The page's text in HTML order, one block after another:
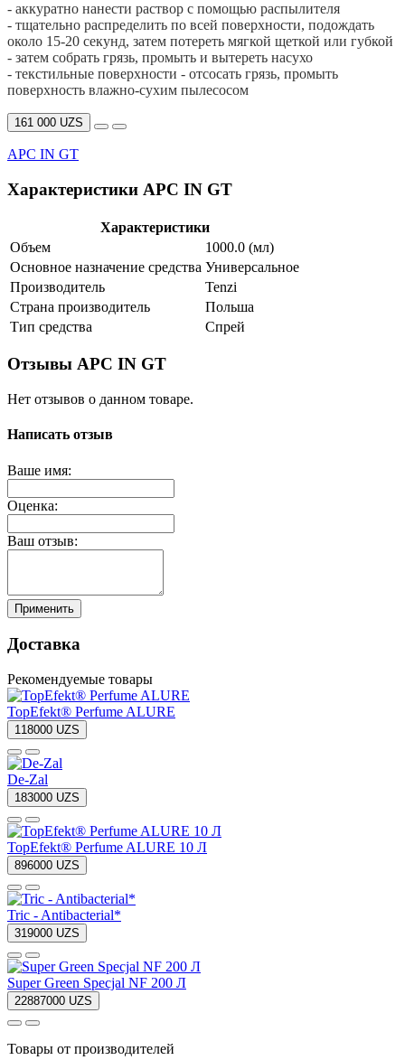
- аккуратно нанести раствор с помощью распылителя
- тщательно распределить по всей поверхности, подождать
около 15-20 секунд, затем потереть мягкой щеткой или губкой
- затем собрать грязь, промыть и вытереть насухо
- текстильные поверхности - отсосать грязь, промыть
поверхность влажно-сухим пылесосом
161 000 UZS
APC IN GT
Характеристики APC IN GT
Характеристики
Объем
1000.0 (мл)
Основное назначение средства Универсальное
Производитель
Tenzi
Страна производитель
Польша
Тип средства
Спрей
Отзывы APC IN GT
Нет отзывов о данном товаре.
Написать отзыв
Ваше имя:
Оценка:
Ваш отзыв:
Применить
Доставка
Рекомендуемые товары
TopEfekt® Perfume ALURE
118000 UZS
De-Zal
183000 UZS
TopEfekt® Perfume ALURE 10 Л
896000 UZS
Tric - Antibacterial*
319000 UZS
Super Green Specjal NF 200 Л
22887000 UZS
Товары от производителей